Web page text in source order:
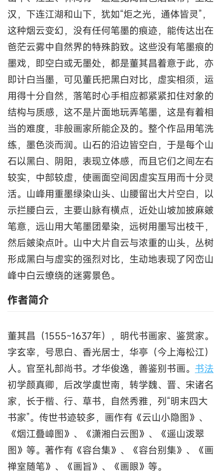
汉，下连江湖和山下，犹如“炬之光，通体皆灵”，
这种烟云变幻，没有任何笔墨的痕迹，能传达出在
爸茫云雾中自然界的特殊韵致。这些没有笔墨痕的
墨戏，即空白或无墨处，都是董其昌着意于此，亦
即计白当墨，可见董氏把黑白对比，虚实相须，运
用得十分自然，落笔时心手相应都紧紧扣住对象的
结构与质感，这不是片面地玩弄笔墨，这是有着相
当的难度，非般画家所能企及的。整个作品用笔洗
练，墨色淡而润。山石的沿边皆空白，于是每个山
石以黑白、阴阳，表现立体感，而且它们之间左右
较实，中部较虚，使画面空间因虚实互用而十分灵
活。山峰用重墨绿染山头、山腰留出大片空白，以
示拦腰白云，主要山脉有横点，近处山坡加披麻皴
笔意，远山用大笔墨团晕染，远树用墨写出枝干，
然后皴染点叶。山中大片自云与浓重的山头，丛树
形成黑白与虚实的强烈对比，生动地表现了冈峦山
峰中白云缭绕的迷雾景色。
作者简介
董其昌（1555~1637年），明代书画家、鉴赏家。
字玄宰，号思白、香光居士，华亭（今上海松江）
人。官至礼部尚书。才华俊逸，善鉴别书画。 书法
初学颜真卿，后改学虞世南，转学魏、晋、宋诸名
家，长于楷、行、草书，自然秀雅，列“明末四大
书家”。传世书迹较多，画作有《云山小隐图》、
《烟江叠嶂图》、《潇湘白云图》、《遥山泼翠
图》等。著作有《容台集》、《容台别集》、《画
禅室随笔》、《画旨》、《画眼》等。